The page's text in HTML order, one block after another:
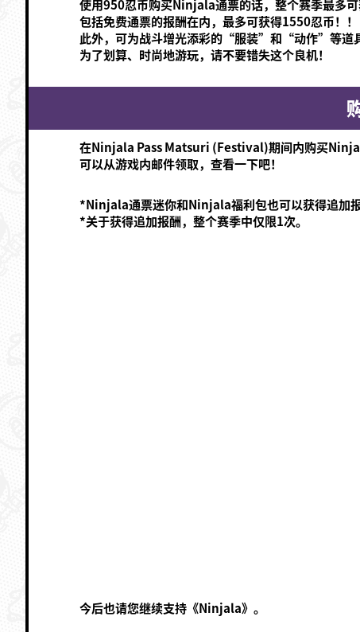
使用950忍币购买Ninjala通票的话，整个赛季最多可
包括免费通票的报酬在内，最多可获得1550忍币！！
此外，可为战斗增光添彩的“服装”和“动作”等道具
为了划算、时尚地游玩，请不要错失这个良机！
在Ninjala Pass Matsuri (Festival)期间内购买
可以从游戏内邮件领取，查看一下吧！
*Ninjala通票迷你和Ninjala福利包也可以获得追加报
*关于获得追加报酬，整个赛季中仅限1次。
今后也请您继续支持《Ninjala》。